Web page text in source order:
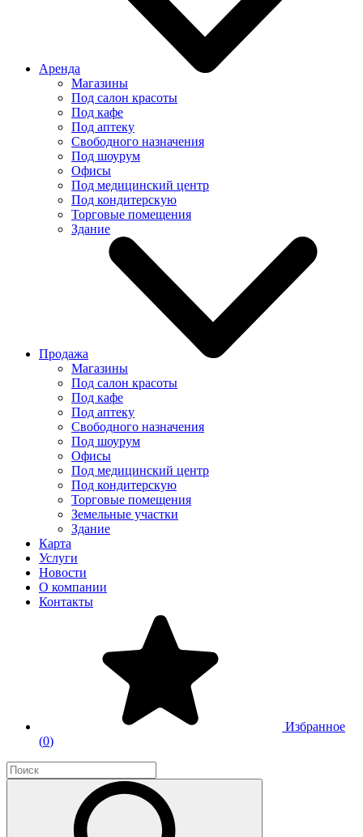
Аренда
Магазины
Под салон красоты
Под кафе
Под аптеку
Свободного назначения
Под шоурум
Офисы
Под медицинский центр
Под кондитерскую
Торговые помещения
Здание
Продажа
Магазины
Под салон красоты
Под кафе
Под аптеку
Свободного назначения
Под шоурум
Офисы
Под медицинский центр
Под кондитерскую
Торговые помещения
Земельные участки
Здание
Карта
Услуги
Новости
О компании
Контакты
Избранное
(0)